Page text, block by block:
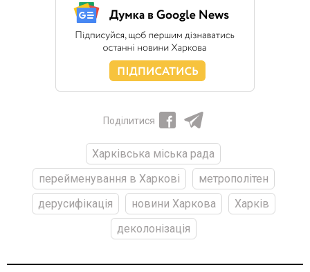
Поділитися
Харківська міська рада
перейменування в Харкові
метрополітен
дерусифікація
новини Харкова
Харків
деколонізація